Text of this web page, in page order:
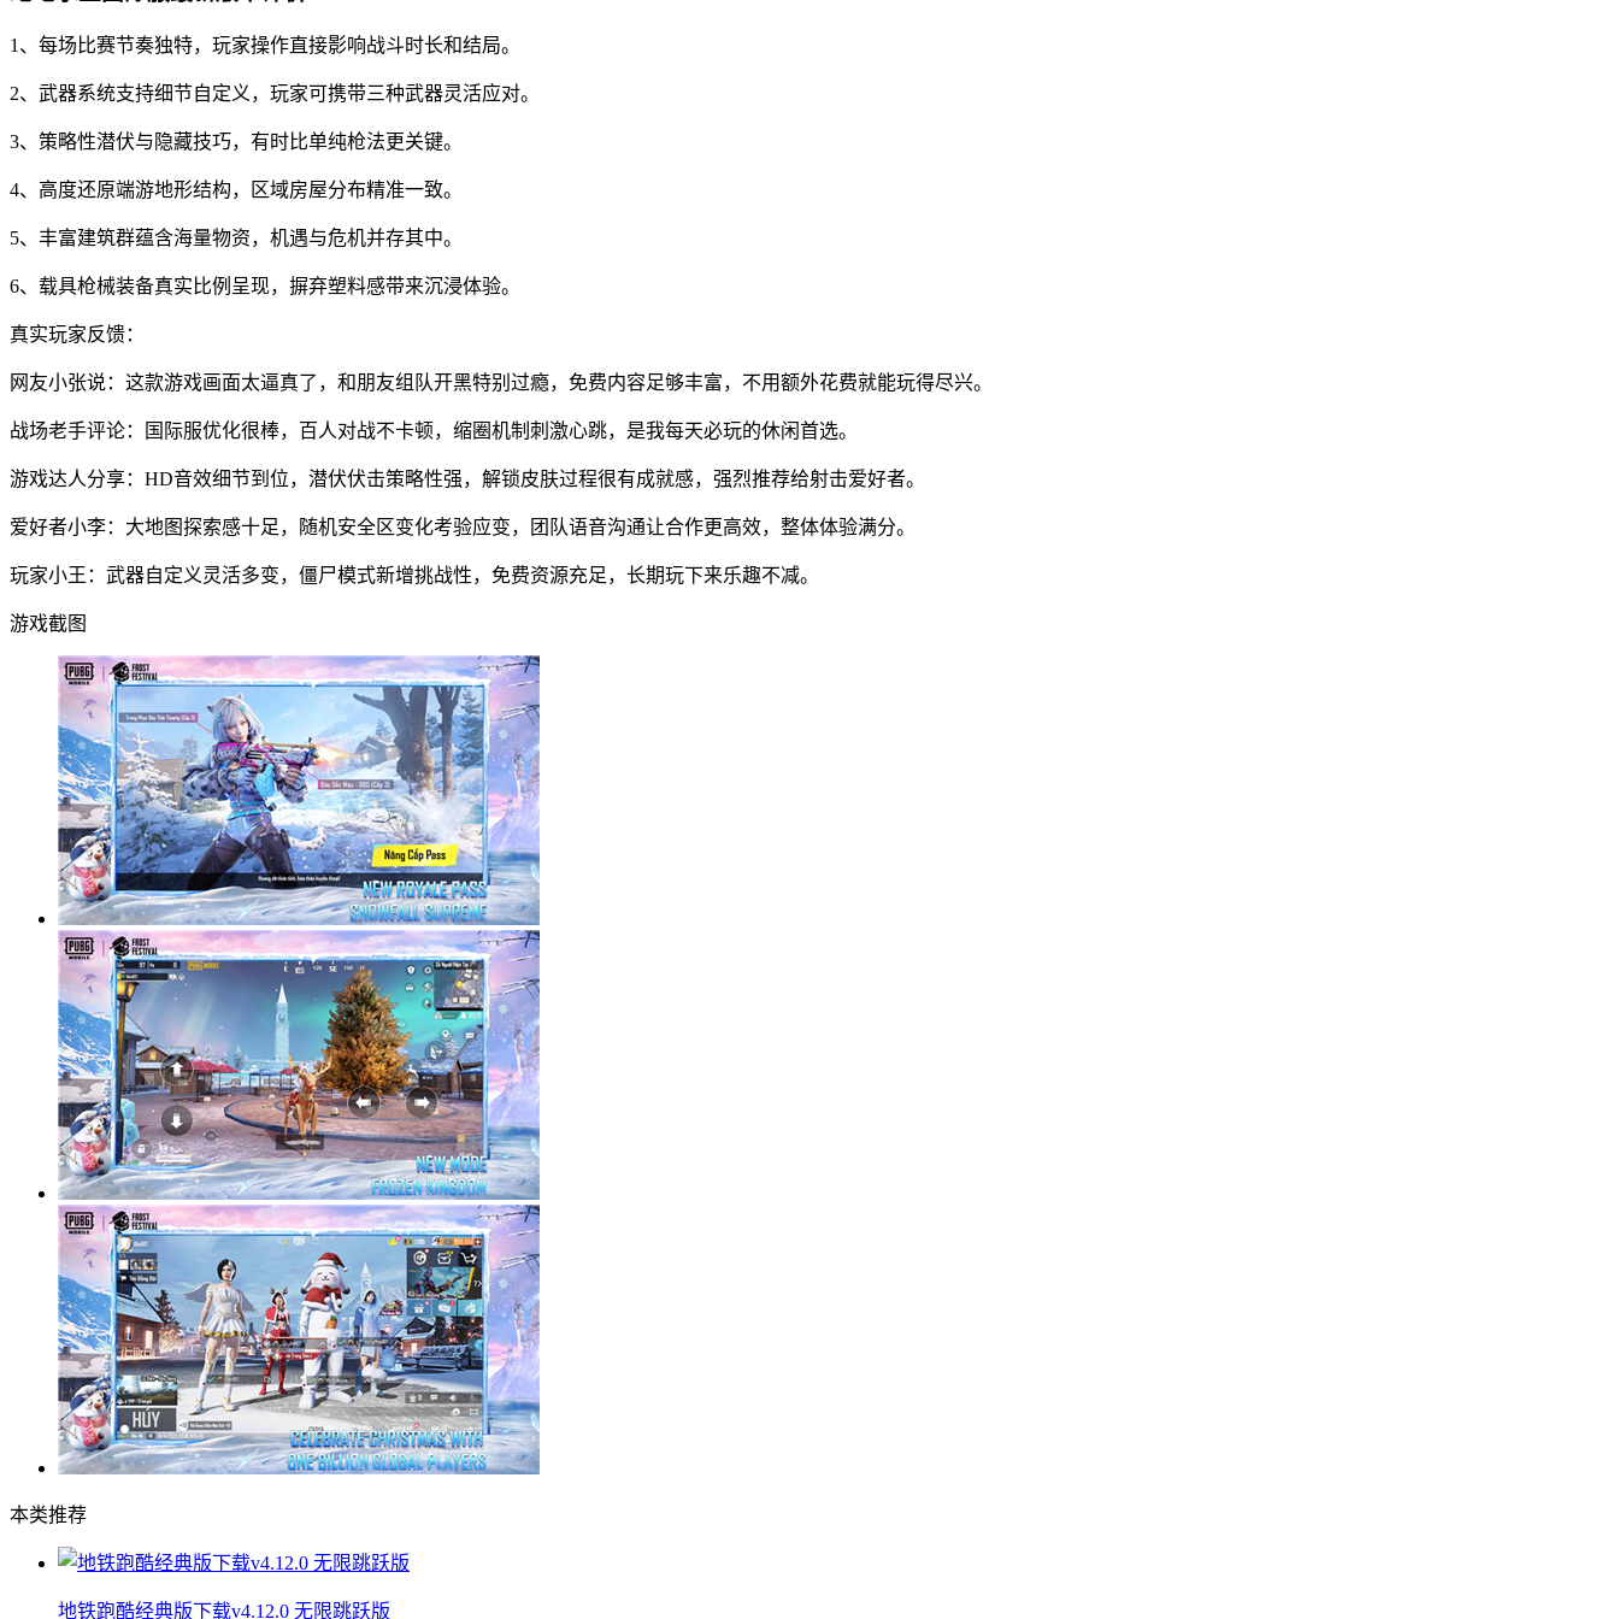
1、每场比赛节奏独特，玩家操作直接影响战斗时长和结局。
2、武器系统支持细节自定义，玩家可携带三种武器灵活应对。
3、策略性潜伏与隐藏技巧，有时比单纯枪法更关键。
4、高度还原端游地形结构，区域房屋分布精准一致。
5、丰富建筑群蕴含海量物资，机遇与危机并存其中。
6、载具枪械装备真实比例呈现，摒弃塑料感带来沉浸体验。
真实玩家反馈：
网友小张说：这款游戏画面太逼真了，和朋友组队开黑特别过瘾，免费内容足够丰富，不用额外花费就能玩得尽兴。
战场老手评论：国际服优化很棒，百人对战不卡顿，缩圈机制刺激心跳，是我每天必玩的休闲首选。
游戏达人分享：HD音效细节到位，潜伏伏击策略性强，解锁皮肤过程很有成就感，强烈推荐给射击爱好者。
爱好者小李：大地图探索感十足，随机安全区变化考验应变，团队语音沟通让合作更高效，整体体验满分。
玩家小王：武器自定义灵活多变，僵尸模式新增挑战性，免费资源充足，长期玩下来乐趣不减。
游戏截图
本类推荐
地铁跑酷经典版下载v4.12.0 无限跳跃版